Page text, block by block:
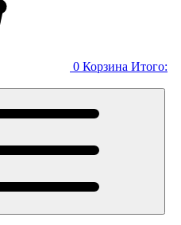
0 Корзина Итого: